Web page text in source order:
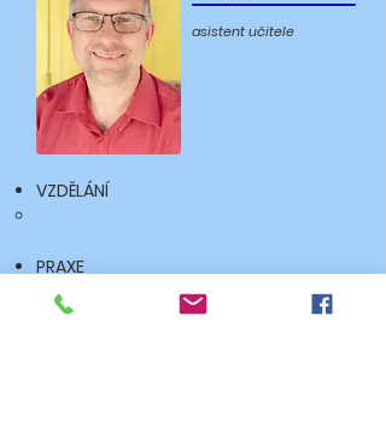
asistent učitele
VZDĚLÁNÍ
PRAXE